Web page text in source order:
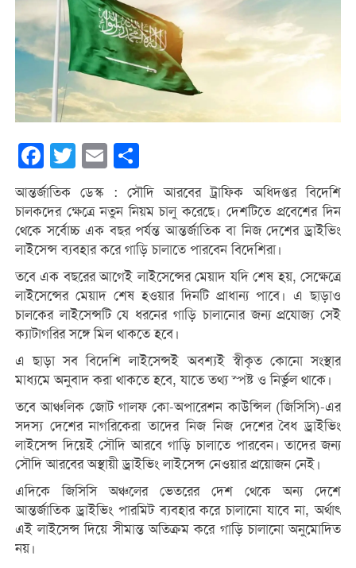
Facebook
Twitter Email
আন্তর্জাতিক ডেস্ক : সৌদি আরবের ট্রাফিক অধিদপ্তর বিদেশি
চালকদের ক্ষেত্রে নতুন নিয়ম চালু করেছে। দেশটিতে প্রবেশের দিন
থেকে সর্বোচ্চ এক বছর পর্যন্ত আন্তর্জাতিক বা নিজ দেশের ড্রাইভিং
লাইসেন্স ব্যবহার করে গাড়ি চালাতে পারবেন বিদেশিরা।
তবে এক বছরের আগেই লাইসেন্সের মেয়াদ যদি শেষ হয়, সেক্ষেত্রে
লাইসেন্সের মেয়াদ শেষ হওয়ার দিনটি প্রাধান্য পাবে। এ ছাড়াও
চালকের লাইসেন্সটি যে ধরনের গাড়ি চালানোর জন্য প্রযোজ্য সেই
ক্যাটাগরির সঙ্গে মিল থাকতে হবে।
এ ছাড়া সব বিদেশি লাইসেন্সই অবশ্যই স্বীকৃত কোনো সংস্থার
মাধ্যমে অনুবাদ করা থাকতে হবে, যাতে তথ্য স্পষ্ট ও নির্ভুল থাকে।
তবে আঞ্চলিক জোট গালফ কো-অপারেশন কাউন্সিল (জিসিসি)-এর
সদস্য দেশের নাগরিকেরা তাদের নিজ নিজ দেশের বৈধ ড্রাইভিং
লাইসেন্স দিয়েই সৌদি আরবে গাড়ি চালাতে পারবেন। তাদের জন্য
সৌদি আরবের অস্থায়ী ড্রাইভিং লাইসেন্স নেওয়ার প্রয়োজন নেই।
এদিকে জিসিসি অঞ্চলের ভেতরের দেশ থেকে অন্য দেশে
আন্তর্জাতিক ড্রাইভিং পারমিট ব্যবহার করে চালানো যাবে না, অর্থাৎ
এই লাইসেন্স দিয়ে সীমান্ত অতিক্রম করে গাড়ি চালানো অনুমোদিত
নয়।